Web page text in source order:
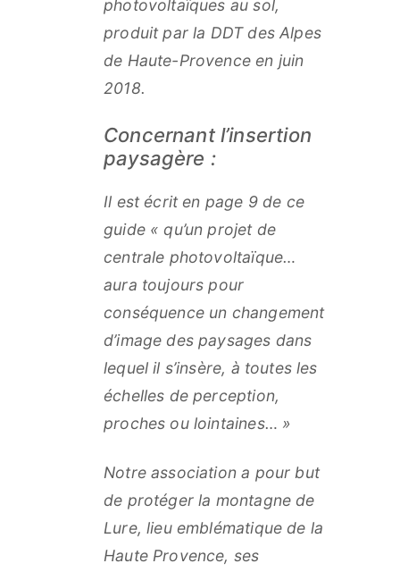
photovoltaïques au sol,
produit par la DDT des Alpes
de Haute-Provence en juin
2018.
Concernant l’insertion
paysagère :
Il est écrit en page 9 de ce
guide « qu’un projet de
centrale photovoltaïque…
aura toujours pour
conséquence un changement
d’image des paysages dans
lequel il s’insère, à toutes les
échelles de perception,
proches ou lointaines… »
Notre association a pour but
de protéger la montagne de
Lure, lieu emblématique de la
Haute Provence, ses